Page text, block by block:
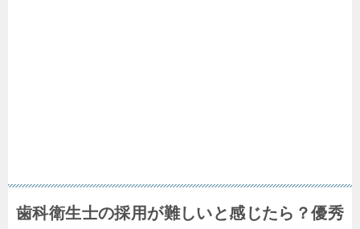
歯科衛生士の採用が難しいと感じたら？優秀